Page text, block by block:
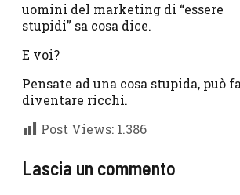
uomini del marketing di “essere
stupidi” sa cosa dice.
E voi?
Pensate ad una cosa stupida, può
diventare ricchi.
Post Views: 1.386
Lascia un commento